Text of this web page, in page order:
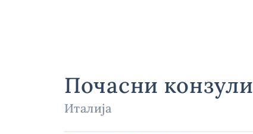
Почасни конзули
Италија